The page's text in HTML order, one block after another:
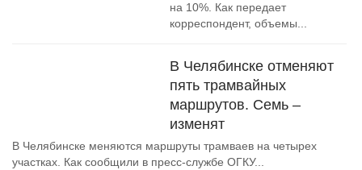
на 10%. Как передает
корреспондент, объемы...
В Челябинске отменяют
пять трамвайных
маршрутов. Семь –
изменят
В Челябинске меняются маршруты трамваев на четырех
участках. Как сообщили в пресс-службе ОГКУ...